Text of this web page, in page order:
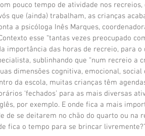
pouco tempo de atividade nos
que (ainda) trabalham, as crianças
a psicóloga Inês Marques,
esse “tantas vezes preocupado
importância das horas de recreio, para o
sublinhando que “num recreio a
dimensões cognitiva, emocional, social
da escola, muitas crianças têm
‘fechados’ para as mais diversas
por exemplo. E onde fica a mais
de se deitarem no chão do quarto ou na
fica o tempo para se brincar